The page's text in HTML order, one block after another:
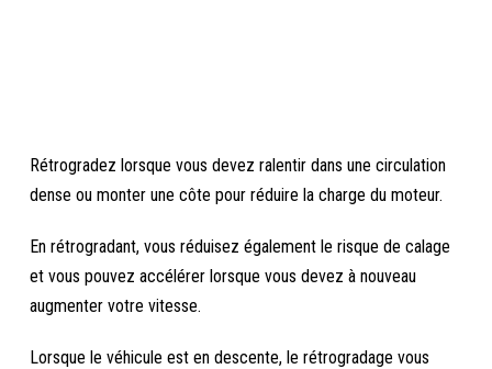
Rétrogradez lorsque vous devez ralentir dans une circulation
dense ou monter une côte pour réduire la charge du moteur.
En rétrogradant, vous réduisez également le risque de calage
et vous pouvez accélérer lorsque vous devez à nouveau
augmenter votre vitesse.
Lorsque le véhicule est en descente, le rétrogradage vous